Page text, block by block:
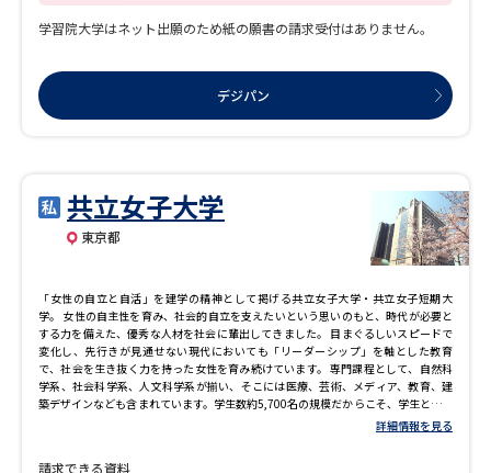
学習院大学はネット出願のため紙の願書の請求受付はありません。
デジパン
共立女子大学
東京都
「女性の自立と自活」を建学の精神として掲げる共立女子大学・共立女子短期大
学。 女性の自主性を育み、社会的自立を支えたいという思いのもと、時代が必要と
する力を備えた、優秀な人材を社会に輩出してきました。 目まぐるしいスピードで
変化し、先行きが見通せない現代においても「リーダーシップ」を軸とした教育
で、社会を生き抜く力を持った女性を育み続けています。 専門課程として、自然科
学系、社会科学系、人文科学系が揃い、そこには医療、芸術、メディア、教育、建
築デザインなども含まれています。学生数約5,700名の規模だからこそ、学生と教職
員の距離が近く、丁寧な学生支援を実現しています。担任（アカデミック・アドバ
詳細情報を見る
請求できる資料